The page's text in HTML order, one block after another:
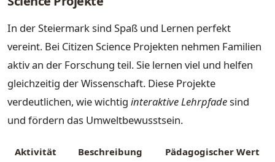
In der Steiermark sind Spaß und Lernen perfekt
vereint. Bei Citizen Science Projekten nehmen Familien
aktiv an der Forschung teil. Sie lernen viel und helfen
gleichzeitig der Wissenschaft. Diese Projekte
verdeutlichen, wie wichtig interaktive Lehrpfadesind
und fördern das Umweltbewusstsein.
Aktivität Beschreibung
Pädagogischer Wert